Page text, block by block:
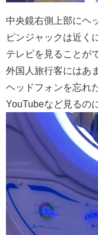
中央鏡右側上部にヘ
ピンジャックは近く
テレビを見ることが
外国人旅行客にはあ
ヘッドフォンを忘れ
YouTubeなど見るの